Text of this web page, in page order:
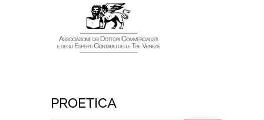
PROETICA